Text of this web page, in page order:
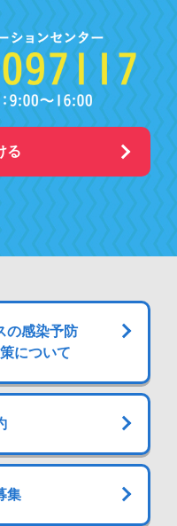
る
の感染予防
について
集